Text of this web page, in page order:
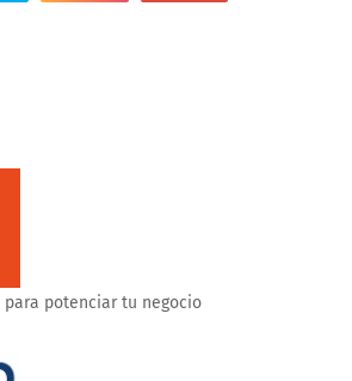
para potenciar tu negocio